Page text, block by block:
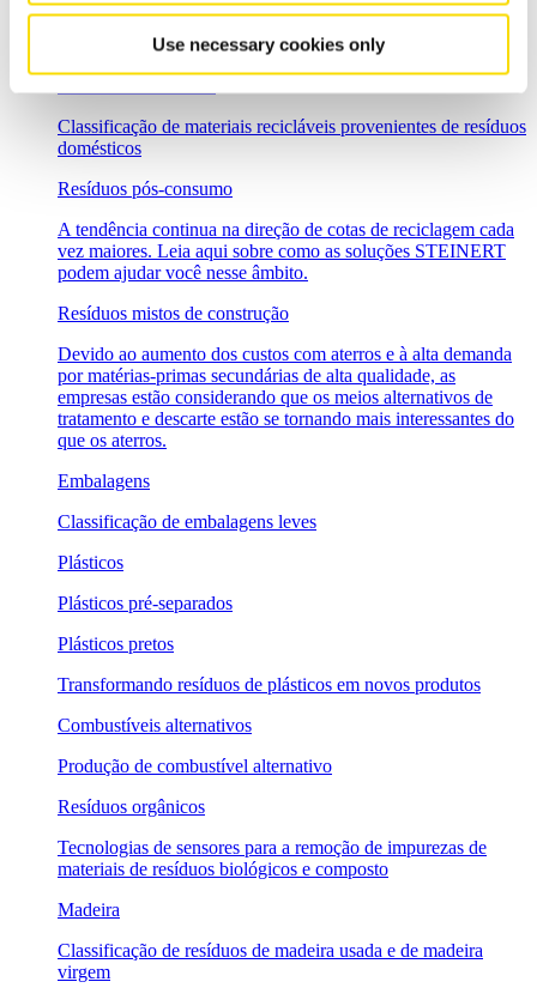
Use necessary cookies only
de vários fluxos de resíduos de coleta comercial, industrial ou
Classificação de materiais recicláveis provenientes de resíduos
domésticos
Resíduos pós-consumo
A tendência continua na direção de cotas de reciclagem cada
vez maiores. Leia aqui sobre como as soluções STEINERT
podem ajudar você nesse âmbito.
Resíduos mistos de construção
Devido ao aumento dos custos com aterros e à alta demanda
por matérias-primas secundárias de alta qualidade, as
empresas estão considerando que os meios alternativos de
tratamento e descarte estão se tornando mais interessantes do
que os aterros.
Embalagens
Classificação de embalagens leves
Plásticos
Plásticos pré-separados
Plásticos pretos
Transformando resíduos de plásticos em novos produtos
Combustíveis alternativos
Produção de combustível alternativo
Resíduos orgânicos
Tecnologias de sensores para a remoção de impurezas de
materiais de resíduos biológicos e composto
Madeira
Classificação de resíduos de madeira usada e de madeira
virgem